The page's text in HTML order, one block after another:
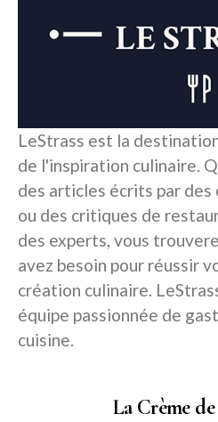
LeStrass est la
de l'inspiration culinaire.
des articles écrits par
ou des critiques de
des experts, vous
avez besoin pour réussir
création culinaire.
équipe passionnée de
cuisine.
La Crème